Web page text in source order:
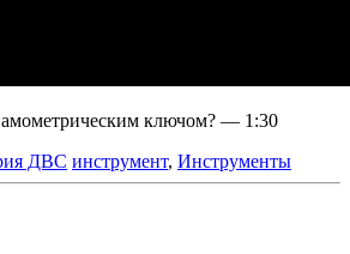
ключом? — 1:30
ДВС инструмент, Инструменты